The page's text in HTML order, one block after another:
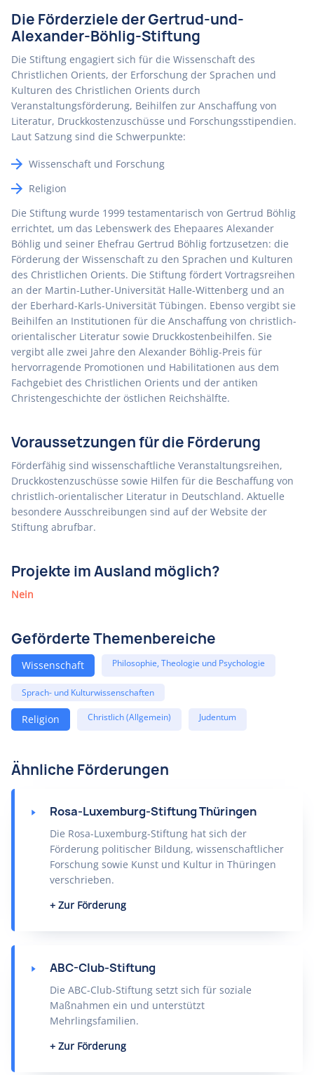
Die Förderziele der Gertrud-und-
Alexander-Böhlig-Stiftung
Die Stiftung engagiert sich für die Wissenschaft des
Christlichen Orients, der Erforschung der Sprachen und
Kulturen des Christlichen Orients durch
Veranstaltungsförderung, Beihilfen zur Anschaffung von
Literatur, Druckkostenzuschüsse und Forschungsstipendien.
Laut Satzung sind die Schwerpunkte:
Wissenschaft und Forschung
Religion
Die Stiftung wurde 1999 testamentarisch von Gertrud Böhlig
errichtet, um das Lebenswerk des Ehepaares Alexander
Böhlig und seiner Ehefrau Gertrud Böhlig fortzusetzen: die
Förderung der Wissenschaft zu den Sprachen und Kulturen
des Christlichen Orients. Die Stiftung fördert Vortragsreihen
an der Martin-Luther-Universität Halle-Wittenberg und an
der Eberhard-Karls-Universität Tübingen. Ebenso vergibt sie
Beihilfen an Institutionen für die Anschaffung von christlich-
orientalischer Literatur sowie Druckkostenbeihilfen. Sie
vergibt alle zwei Jahre den Alexander Böhlig-Preis für
hervorragende Promotionen und Habilitationen aus dem
Fachgebiet des Christlichen Orients und der antiken
Christengeschichte der östlichen Reichshälfte.
Voraussetzungen für die Förderung
Förderfähig sind wissenschaftliche Veranstaltungsreihen,
Druckkostenzuschüsse sowie Hilfen für die Beschaffung von
christlich-orientalischer Literatur in Deutschland. Aktuelle
besondere Ausschreibungen sind auf der Website der
Stiftung abrufbar.
Projekte im Ausland möglich?
Nein
Geförderte Themenbereiche
Wissenschaft Philosophie, Theologie und Psychologie
Sprach- und Kulturwissenschaften
Religion Christlich (Allgemein) Judentum
Ähnliche Förderungen
Rosa-Luxemburg-Stiftung Thüringen
Die Rosa-Luxemburg-Stiftung hat sich der
Förderung politischer Bildung, wissenschaftlicher
Forschung sowie Kunst und Kultur in Thüringen
verschrieben.
Zur Förderung
ABC-Club-Stiftung
Die ABC-Club-Stiftung setzt sich für soziale
Maßnahmen ein und unterstützt
Mehrlingsfamilien.
Zur Förderung